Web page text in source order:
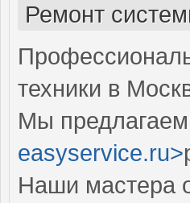
Ремонт
техники в
Мы
easyservice.ru>
Наши мастера